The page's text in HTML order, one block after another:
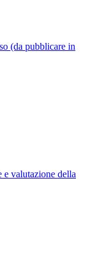
(da pubblicare in
e valutazione della